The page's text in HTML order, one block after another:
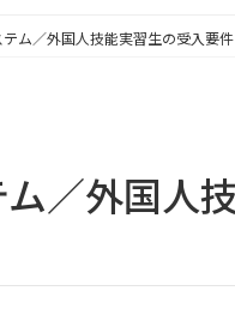
ム／外国人技能実習生の受入要件